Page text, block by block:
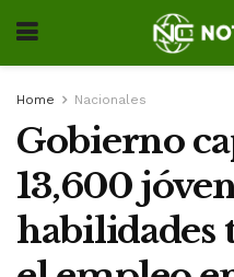
Home Nacionales
Gobierno
13,600
habilidades